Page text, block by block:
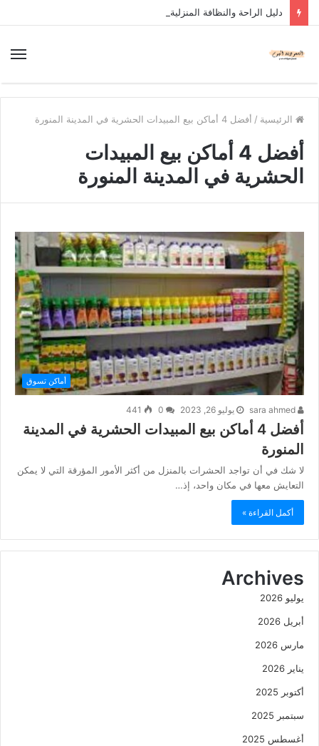
دليل الراحة والنظافة المنزلية
الرئيسية / أفضل 4 أماكن بيع المبيدات الحشرية في المدينة المنورة
أفضل 4 أماكن بيع المبيدات
الحشرية في المدينة المنورة
أماكن تسوق
يوليو 26, 2023 441
أفضل 4 أماكن بيع المبيدات الحشرية في المدينة
المنورة
لا شك في أن تواجد الحشرات بالمنزل من أكثر الأمور المؤرقة التي لا يمكن
التعايش معها في مكان واحد، إذ…
أكمل القراءة »
Archives
يوليو 2026
أبريل 2026
مارس 2026
يناير 2026
أكتوبر 2025
سبتمبر 2025
أغسطس 2025